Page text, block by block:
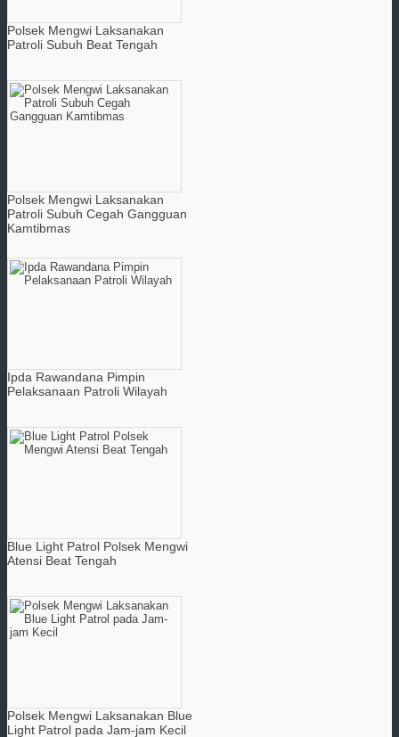
Polsek Mengwi Laksanakan
Patroli Subuh Beat Tengah
Polsek Mengwi Laksanakan
Patroli Subuh Cegah Gangguan
Kamtibmas
Ipda Rawandana Pimpin
Pelaksanaan Patroli Wilayah
Blue Light Patrol Polsek Mengwi
Atensi Beat Tengah
Polsek Mengwi Laksanakan Blue
Light Patrol pada Jam-jam Kecil